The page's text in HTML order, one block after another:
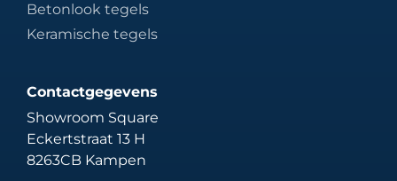
Betonlook tegels
Keramische tegels
Contactgegevens
Showroom Square
Eckertstraat 13 H
8263CB Kampen